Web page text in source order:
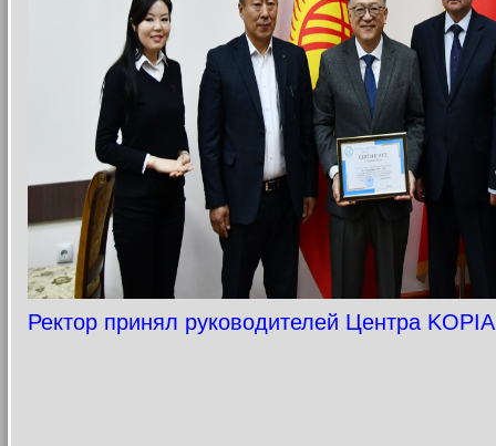
Ректор принял руководителей Центра KOPIA